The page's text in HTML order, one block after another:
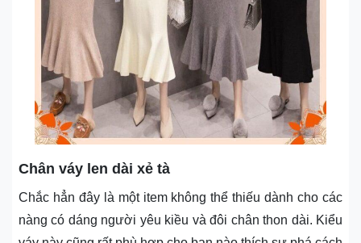
Chân váy len dài xẻ tà
Chắc hẳn đây là một item không thể thiếu dành cho các
nàng có dáng người yêu kiều và đôi chân thon dài. Kiểu